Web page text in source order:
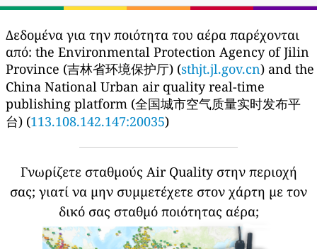
Δεδομένα για την ποιότητα του αέρα παρέχονται
από: the Environmental Protection Agency of Jilin
Province (吉林省环境保护厅) (sthjt.jl.gov.cn) and the
China National Urban air quality real-time
publishing platform (全国城市空气质量实时发布平
台) (113.108.142.147:20035)
Γνωρίζετε σταθμούς Air Quality στην περιοχή
σας; γιατί να μην συμμετέχετε στον χάρτη με τον
δικό σας σταθμό ποιότητας αέρα;